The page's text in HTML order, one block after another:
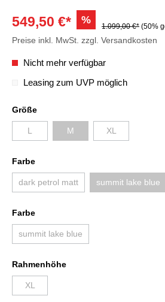
549,50 €* %
1.099,00 €* (50%
Preise inkl. MwSt. zzgl. Versandkosten
Nicht mehr verfügbar
Leasing zum UVP möglich
Größe
L M XL
Farbe
dark petrol matt summit lake blue
Farbe
summit lake blue
Rahmenhöhe
XL